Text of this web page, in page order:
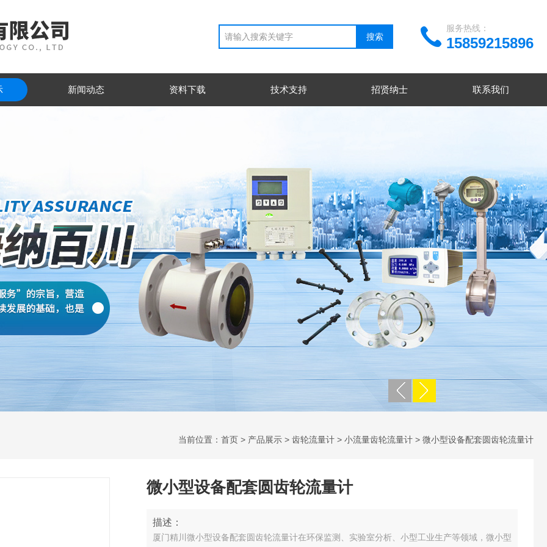
15859215896
服务热线：
新闻动态 资料下载 技术支持 招贤纳士 联系我们
当前位置： 首页 > 产品展示 > 齿轮流量计 > 小流量齿轮流量计 > 微小型设备配套圆齿轮流量计
微小型设备配套圆齿轮流量计
描述：
厦门精川微小型设备配套圆齿轮流量计在环保监测、实验室分析、小型工业生产等领域，微小型